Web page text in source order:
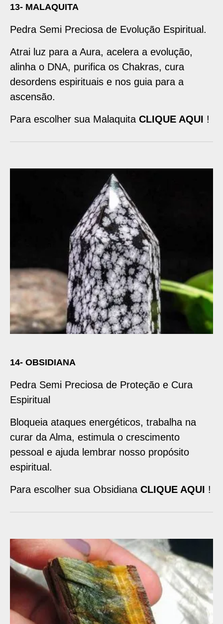
13- MALAQUITA
Pedra Semi Preciosa de Evolução Espiritual.
Atrai luz para a Aura, acelera a evolução,
alinha o DNA, purifica os Chakras, cura
desordens espirituais e nos guia para a
ascensão.
Para escolher sua Malaquita CLIQUE AQUI !
14- OBSIDIANA
Pedra Semi Preciosa de Proteção e Cura
Espiritual
Bloqueia ataques energéticos, trabalha na
curar da Alma, estimula o crescimento
pessoal e ajuda lembrar nosso propósito
espiritual.
Para escolher sua Obsidiana CLIQUE AQUI !